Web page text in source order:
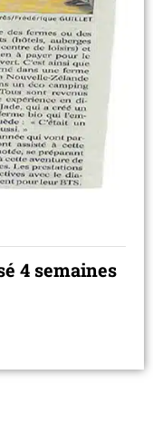
4 semaines